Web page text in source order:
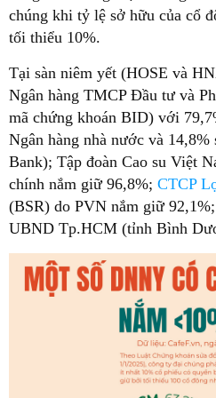
chúng khi tỷ lệ sở hữu của cổ
tối thiểu 10%.
Tại sàn niêm yết (HOSE và
Ngân hàng TMCP Đầu tư và
mã chứng khoán BID) với
Ngân hàng nhà nước và
Bank); Tập đoàn Cao su Việt
chính nắm giữ 96,8%; CTCP
(BSR) do PVN nắm giữ
UBND Tp.HCM (tỉnh Bình